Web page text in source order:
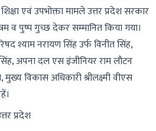
एवं उपभोक्ता मामले उत्तर प्रदेश सरकार
व पुष्प गुच्छ देकर सम्मानित किया गया।
श्याम नरायण सिंह उर्फ विनीत सिंह,
अपना दल एस इंजीनियर राम लौटन
मुख्य विकास अधिकारी श्रीलक्ष्मी वीएस
प्रदेश